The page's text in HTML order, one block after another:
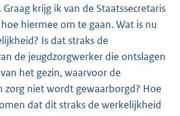
krijg ik van de Staatssecretaris
hiermee om te gaan. Wat is nu
Is dat straks de
de jeugdzorgwerker die ontslagen
het gezin, waarvoor de
zorg niet wordt gewaarborgd? Hoe
dat dit straks de werkelijkheid